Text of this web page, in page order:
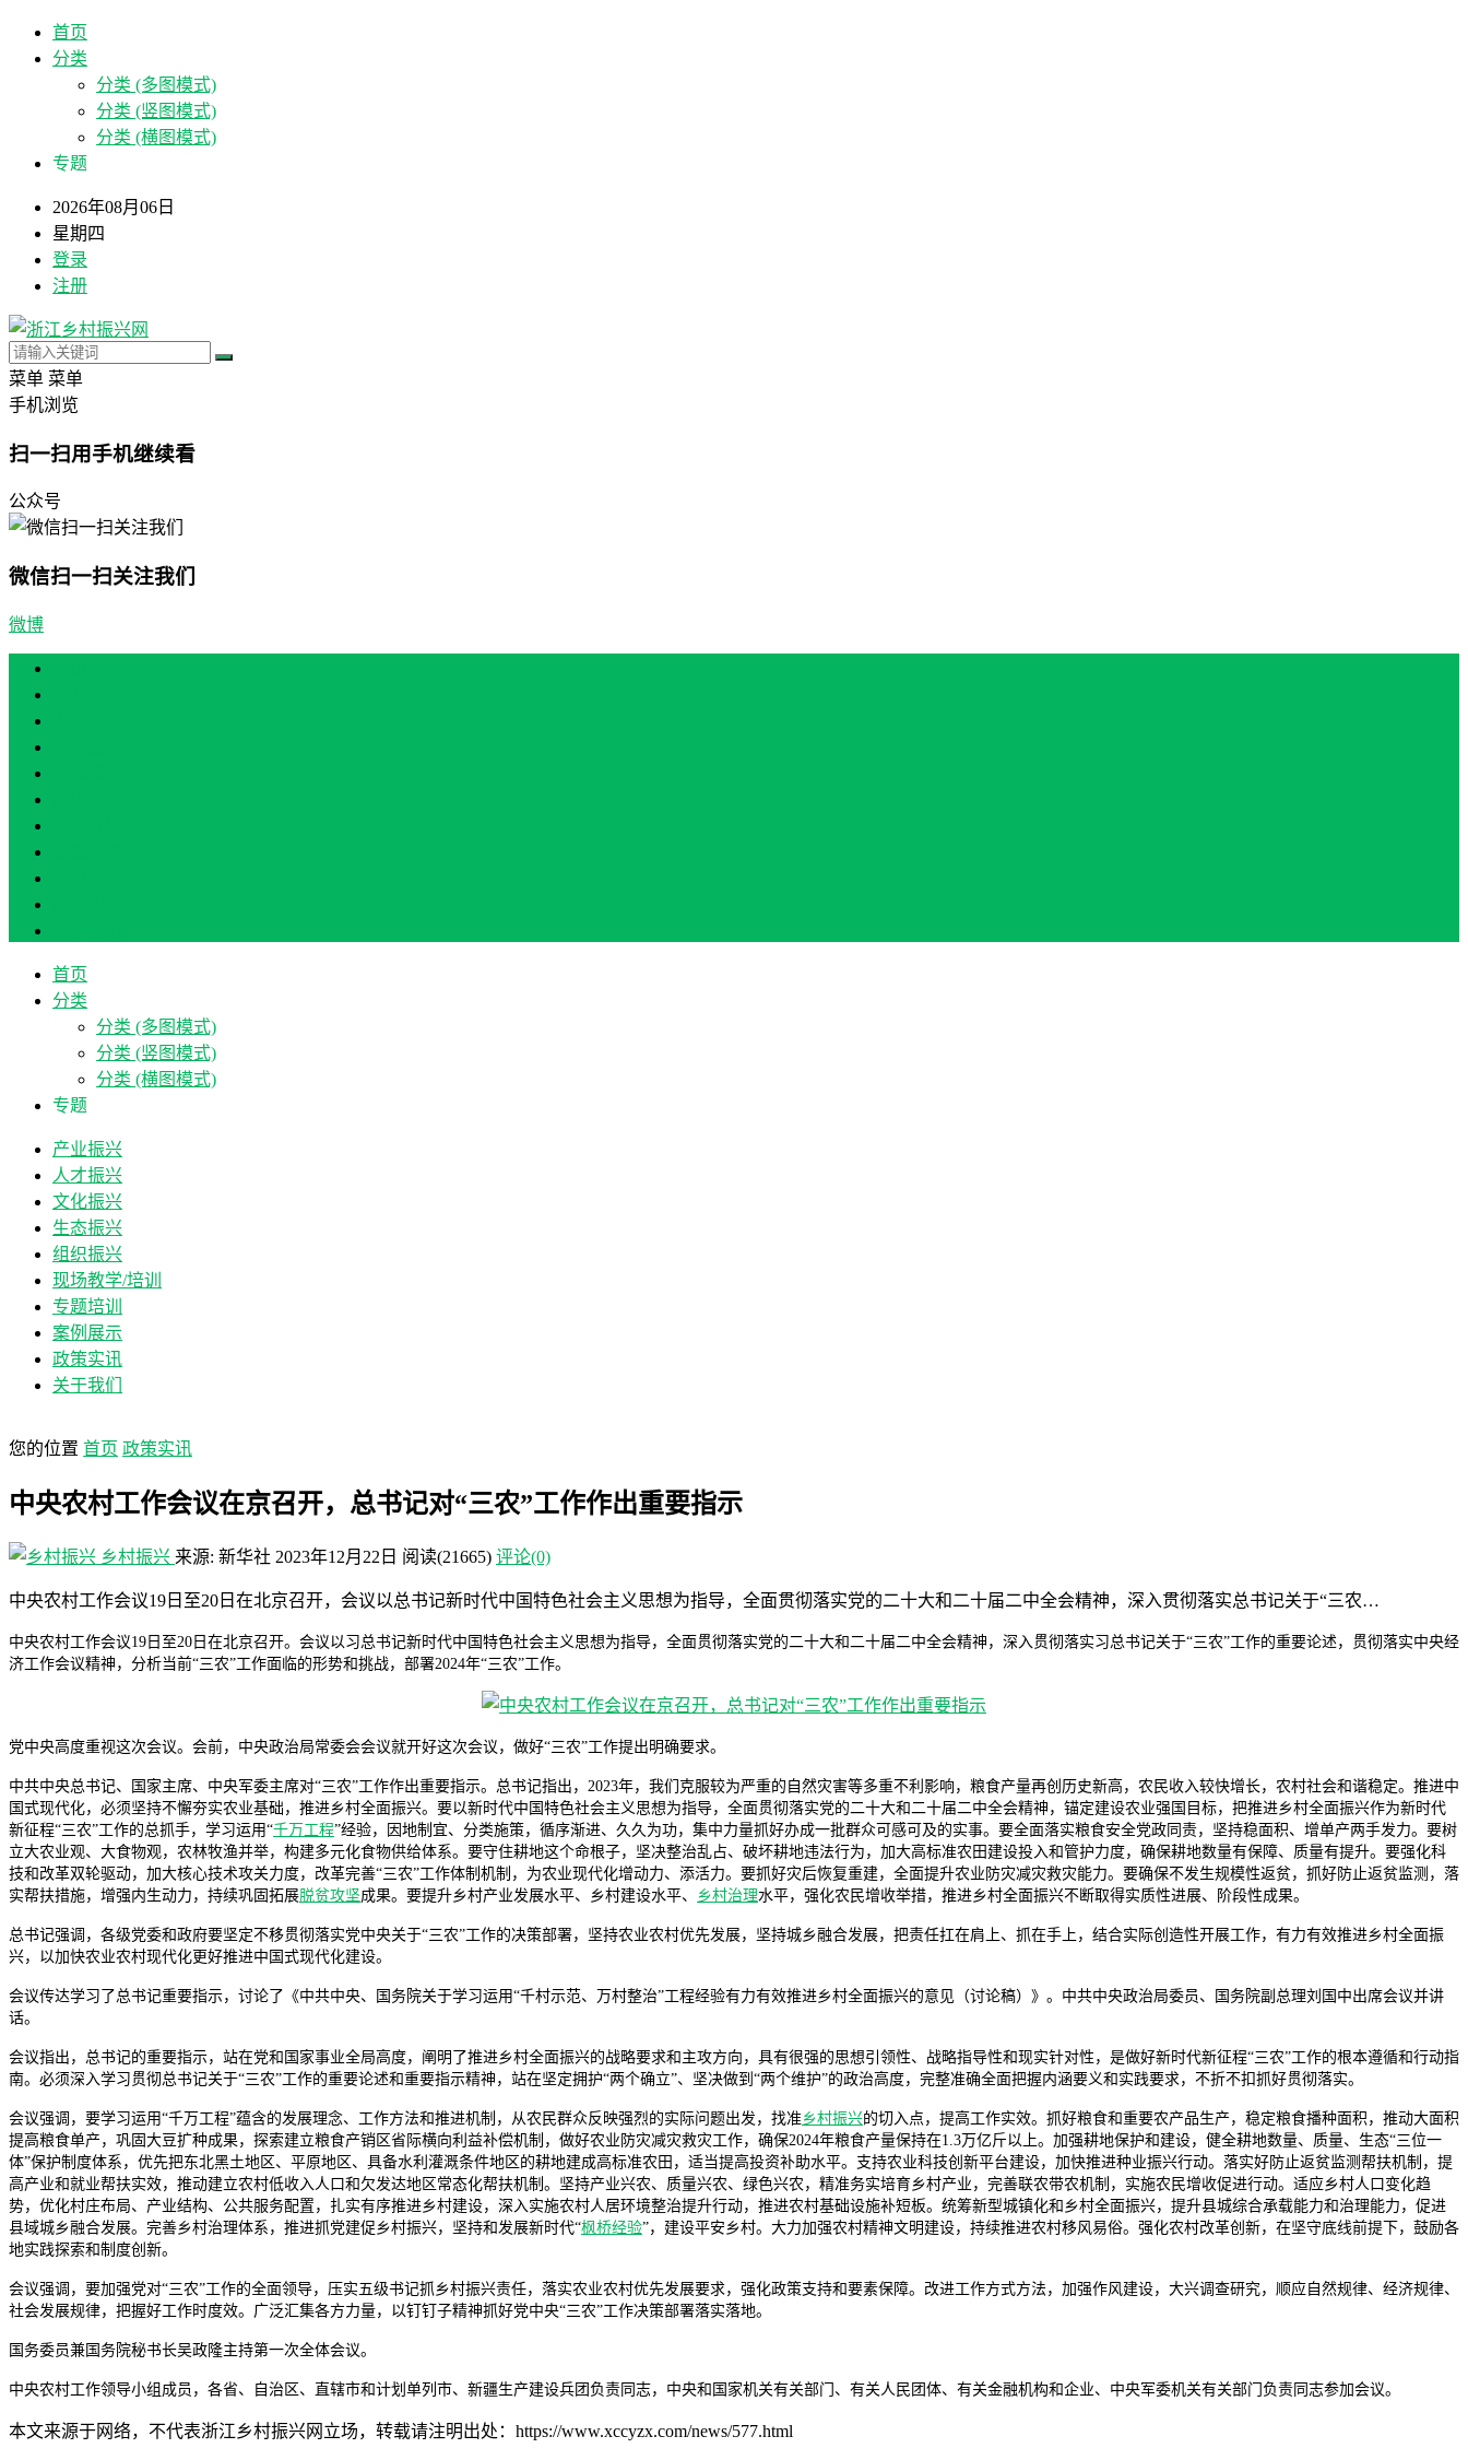
首页
分类
分类 (多图模式)
分类 (竖图模式)
分类 (横图模式)
专题
2026年08月06日
星期四
登录
注册
菜单 菜单
手机浏览
扫一扫用手机继续看
公众号
微信扫一扫关注我们
微博
首页
分类
分类 (多图模式)
分类 (竖图模式)
分类 (横图模式)
专题
产业振兴
人才振兴
文化振兴
生态振兴
组织振兴
现场教学/培训
专题培训
案例展示
政策实讯
关于我们
您的位置 首页 政策实讯
中央农村工作会议在京召开，总书记对“三农”工作作出重要指示
乡村振兴 来源: 新华社 2023年12月22日 阅读(21665) 评论(0)
中央农村工作会议19日至20日在北京召开，会议以总书记新时代中国特色社会主义思想为指导，全面贯彻落实党的二十大和二十届二中全会精神，深入贯彻落实总书记关于“三农…
中央农村工作会议19日至20日在北京召开。会议以 习总书记新时代中国特色社会主义思想为指导，全面贯彻落实党的二十大和二十届二中全会精神，深入贯彻落实习总书记关于“三农”工作的重要论述，贯彻落实中央经
济工作会议精神，分析当前“三农”工作面临的形势和挑战，部署2024年“三农”工作。
党中央高度重视这次会议。会前，中央政治局常委会会议就开好这次会议，做好“三农”工作提出明确要求。
中共中央总书记、国家主席、中央军委主席对“三农”工作作出重要指示。 总书记指出，2023年，我们克服较为严重的自然灾害等多重不利影响，粮食产量再创历史新高，农民收入较快增长，农村社会和谐稳定。推进中
国式现代化，必须坚持不懈夯实农业基础，推进乡村全面振兴。要以新时代中国特色社会主义思想为指导，全面贯彻落实党的二十大和二十届二中全会精神，锚定建设农业强国目标，把推进乡村全面振兴作为新时代
新征程“三农”工作的总抓手，学习运用“千万工程”经验，因地制宜、分类施策，循序渐进、久久为功，集中力量抓好办成一批群众可感可及的实事。要全面落实粮食安全党政同责，坚持稳面积、增单产两手发力。要树
立大农业观、大食物观，农林牧渔并举，构建多元化食物供给体系。要守住耕地这个命根子，坚决整治乱占、破坏耕地违法行为，加大高标准农田建设投入和管护力度，确保耕地数量有保障、质量有提升。要强化科
技和改革双轮驱动，加大核心技术攻关力度，改革完善“三农”工作体制机制，为农业现代化增动力、添活力。要抓好灾后恢复重建，全面提升农业防灾减灾救灾能力。要确保不发生规模性返贫，抓好防止返贫监测，落
实帮扶措施，增强内生动力，持续巩固拓展脱贫攻坚成果。要提升乡村产业发展水平、乡村建设水平、 乡村治理水平，强化农民增收举措，推进乡村全面振兴不断取得实质性进展、阶段性成果。
总书记强调，各级党委和政府要坚定不移贯彻落实党中央关于“三农”工作的决策部署，坚持农业农村优先发展，坚持城乡融合发展，把责任扛在肩上、抓在手上，结合实际创造性开展工作，有力有效推进乡村全面振
兴，以加快农业农村现代化更好推进中国式现代化建设。
会议传达学习了总书记重要指示，讨论了《中共中央、国务院关于学习运用“千村示范、万村整治”工程经验有力有效推进乡村全面振兴的意见（讨论稿）》。中共中央政治局委员、国务院副总理刘国中出席会议并讲
话。
会议指出，总书记的重要指示，站在党和国家事业全局高度，阐明了推进乡村全面振兴的战略要求和主攻方向，具有很强的思想引领性、战略指导性和现实针对性，是做好新时代新征程“三农”工作的根本遵循和行动指
南。必须深入学习贯彻总书记关于“三农”工作的重要论述和重要指示精神，站在坚定拥护“两个确立”、坚决做到“两个维护”的政治高度，完整准确全面把握内涵要义和实践要求，不折不扣抓好贯彻落实。
会议强调，要学习运用“千万工程”蕴含的发展理念、工作方法和推进机制，从农民群众反映强烈的实际问题出发，找准乡村振兴的切入点，提高工作实效。抓好粮食和重要农产品生产，稳定粮食播种面积，推动大面积
提高粮食单产，巩固大豆扩种成果，探索建立粮食产销区省际横向利益补偿机制，做好农业防灾减灾救灾工作，确保2024年粮食产量保持在1.3万亿斤以上。加强耕地保护和建设，健全耕地数量、质量、生态“三位一
体”保护制度体系，优先把东北黑土地区、平原地区、具备水利灌溉条件地区的耕地建成高标准农田，适当提高投资补助水平。支持农业科技创新平台建设，加快推进种业振兴行动。落实好防止返贫监测帮扶机制，提
高产业和就业帮扶实效，推动建立农村低收入人口和欠发达地区常态化帮扶机制。坚持产业兴农、质量兴农、绿色兴农，精准务实培育乡村产业，完善联农带农机制，实施农民增收促进行动。适应乡村人口变化趋
势，优化村庄布局、产业结构、公共服务配置，扎实有序推进乡村建设，深入实施农村人居环境整治提升行动，推进农村基础设施补短板。统筹新型城镇化和乡村全面振兴，提升县城综合承载能力和治理能力，促进
县域城乡融合发展。完善乡村治理体系，推进抓党建促乡村振兴，坚持和发展新时代“枫桥经验”，建设平安乡村。大力加强农村精神文明建设，持续推进农村移风易俗。强化农村改革创新，在坚守底线前提下，鼓励各
地实践探索和制度创新。
会议强调，要加强党对“三农”工作的全面领导，压实五级书记抓乡村振兴责任，落实农业农村优先发展要求，强化政策支持和要素保障。改进工作方式方法，加强作风建设，大兴调查研究，顺应自然规律、经济规律、
社会发展规律，把握好工作时度效。广泛汇集各方力量，以钉钉子精神抓好党中央“三农”工作决策部署落实落地。
国务委员兼国务院秘书长吴政隆主持第一次全体会议。
中央农村工作领导小组成员，各省、自治区、直辖市和计划单列市、新疆生产建设兵团负责同志，中央和国家机关有关部门、有关人民团体、有关金融机构和企业、中央军委机关有关部门负责同志参加会议。
本文来源于网络，不代表浙江乡村振兴网立场，转载请注明出处：https://www.xccyzx.com/news/577.html